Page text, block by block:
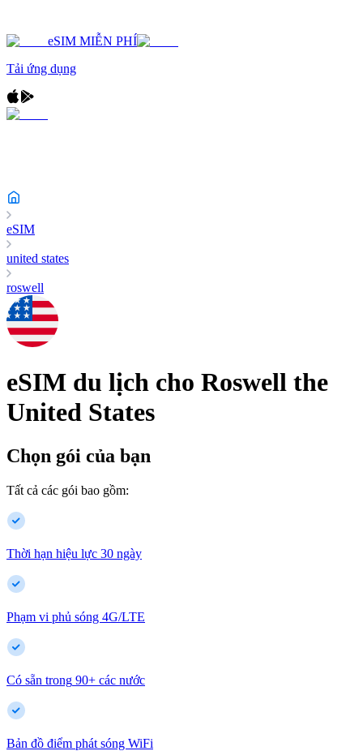
eSIM MIỄN PHÍ
Tải ứng dụng
eSIM
united states
roswell
eSIM du lịch cho Roswell the
United States
Chọn gói của bạn
Tất cả các gói bao gồm:
Thời hạn hiệu lực 30 ngày
Phạm vi phủ sóng 4G/LTE
Có sẵn trong 90+ các nước
Bản đồ điểm phát sóng WiFi